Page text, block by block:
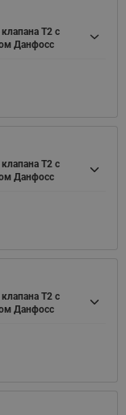
T2 с
Данфосс
T2 с
Данфосс
T2 с
Данфосс